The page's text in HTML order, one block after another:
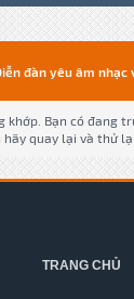
đàn yêu âm nhạc
khớp. Bạn có đang
hãy quay lại và thử lại.
TRANG CHỦ